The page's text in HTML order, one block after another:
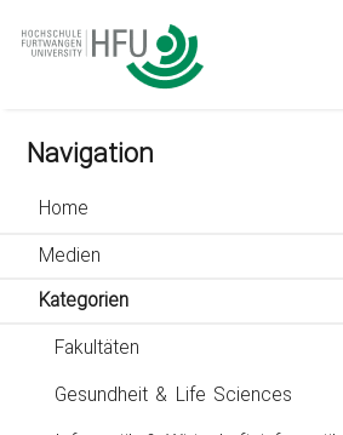
Navigation
Home
Medien
Kategorien
Fakultäten
Gesundheit & Life Sciences